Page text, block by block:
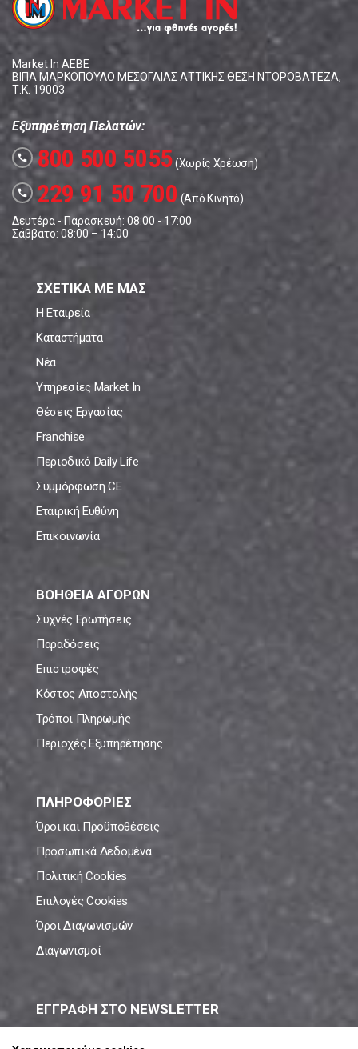
Market In ΑΕΒΕ
ΒΙΠΑ ΜΑΡΚΟΠΟΥΛΟ ΜΕΣΟΓΑΙΑΣ ΑΤΤΙΚΗΣ ΘΕΣΗ ΝΤΟΡΟΒΑΤΕΖΑ,
Τ.Κ. 19003
Εξυπηρέτηση Πελατών:
call 800 500 5055(Χωρίς Χρέωση)
call 229 91 50 700 (Από Κινητό)
Δευτέρα - Παρασκευή: 08:00 - 17:00
Σάββατο: 08:00 – 14:00
ΣΧΕΤΙΚΑ ΜΕ ΜΑΣ
Η Εταιρεία
Καταστήματα
Νέα
Υπηρεσίες Market In
Θέσεις Εργασίας
Franchise
Περιοδικό Daily Life
Συμμόρφωση CE
Εταιρική Ευθύνη
Επικοινωνία
ΒΟΗΘΕΙΑ ΑΓΟΡΩΝ
Συχνές Ερωτήσεις
Παραδόσεις
Επιστροφές
Κόστος Αποστολής
Τρόποι Πληρωμής
Περιοχές Εξυπηρέτησης
ΠΛΗΡΟΦΟΡΙΕΣ
Όροι και Προϋποθέσεις
Προσωπικά Δεδομένα
Πολιτική Cookies
Επιλογές Cookies
Όροι Διαγωνισμών
Διαγωνισμοί
ΕΓΓΡΑΦΗ ΣΤΟ NEWSLETTER